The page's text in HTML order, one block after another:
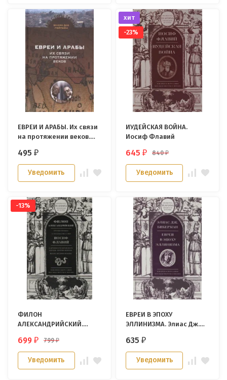
ЕВРЕИ И АРАБЫ. Их связи
на протяжении веков.
495₽
Уведомить
хит
-23%
ИУДЕЙСКАЯ ВОЙНА.
Иосиф Флавий
645₽ 840₽
Уведомить
-13%
ФИЛОН
АЛЕКСАНДРИЙСКИЙ.
посольстве к Гаю /
ИОСИФ ФЛАВИЙ. О
древности еврейского
699₽ 799₽
Уведомить
ЕВРЕИ В ЭПОХУ
ЭЛЛИНИЗМА. Элиас Дж.
635₽
Уведомить